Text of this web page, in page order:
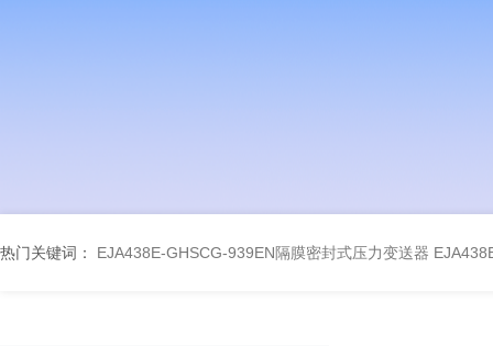
热门关键词： EJA438E-GHSCG-939EN隔膜密封式压力变送器